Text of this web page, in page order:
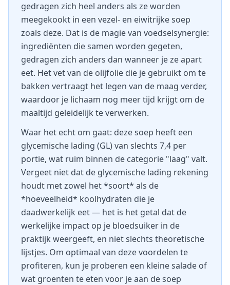
gedragen zich heel anders als ze worden
meegekookt in een vezel- en eiwitrijke soep
zoals deze. Dat is de magie van voedselsynergie:
ingrediënten die samen worden gegeten,
gedragen zich anders dan wanneer je ze apart
eet. Het vet van de olijfolie die je gebruikt om te
bakken vertraagt het legen van de maag verder,
waardoor je lichaam nog meer tijd krijgt om de
maaltijd geleidelijk te verwerken.
Waar het echt om gaat: deze soep heeft een
glycemische lading (GL) van slechts 7,4 per
portie, wat ruim binnen de categorie "laag" valt.
Vergeet niet dat de glycemische lading rekening
houdt met zowel het *soort* als de
*hoeveelheid* koolhydraten die je
daadwerkelijk eet — het is het getal dat de
werkelijke impact op je bloedsuiker in de
praktijk weergeeft, en niet slechts theoretische
lijstjes. Om optimaal van deze voordelen te
profiteren, kun je proberen een kleine salade of
wat groenten te eten voor je aan de soep